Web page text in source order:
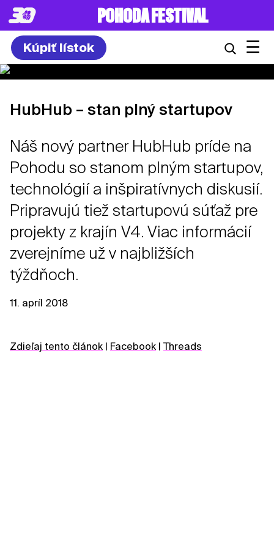
POHODA FESTIVAL
Kúpiť lístok ☰
HubHub – stan plný startupov
Náš nový partner HubHub príde na
Pohodu so stanom plným startupov,
technológií a inšpiratívnych diskusií.
Pripravujú tiež startupovú súťaž pre
projekty z krajín V4. Viac informácií
zverejníme už v najbližších
týždňoch.
11. apríl 2018
Zdieľaj tento článok Facebook Threads